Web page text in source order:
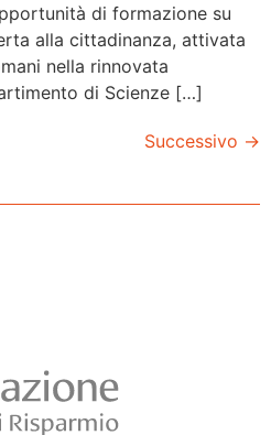
di formazione su
alla cittadinanza, attivata
nella rinnovata
di Scienze […]
Successivo →